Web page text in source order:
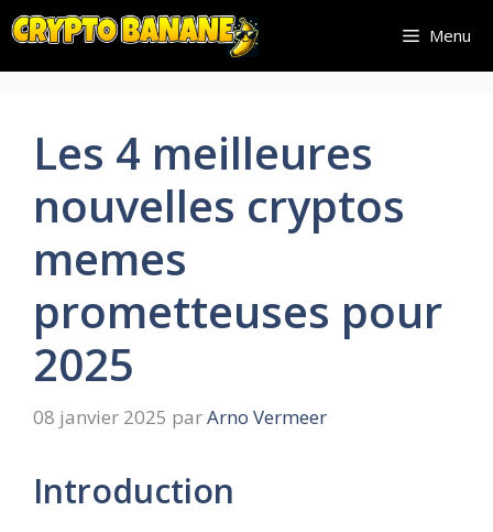
Aller
au
contenu
Menu
Les 4 meilleures
nouvelles cryptos
memes
prometteuses pour
2025
08 janvier 2025 parArno Vermeer
Introduction